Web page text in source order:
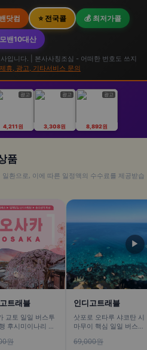
닷컴 ⭐ 전국콜 💰 최저가콜
밴10대산
입니다. | 본사사칭조심 - 어떠한 번호도 쓰지
휴, 광고, 기타서비스 문의
광고
4,211원
광고
3,308원
광고
8,892원
품
환으로, 이에 따른 일정액의 수수료를 제공받습
트래블
교토 일일 버스투
후시미이나리 아
길원
인디고트래블
삿포로 오타루 샤코탄 시
마무이 핵심 일일 버스투
69,000원
▶